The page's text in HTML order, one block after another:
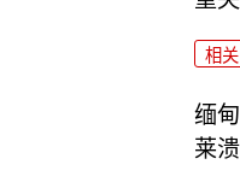
相关
缅
莱